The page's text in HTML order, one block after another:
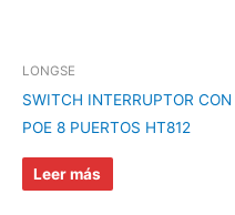
LONGSE
SWITCH INTERRUPTOR CON
POE 8 PUERTOS HT812
Leer más